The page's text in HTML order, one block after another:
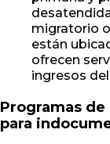
migratorio
están
ofrecen
ingresos
Programas
para